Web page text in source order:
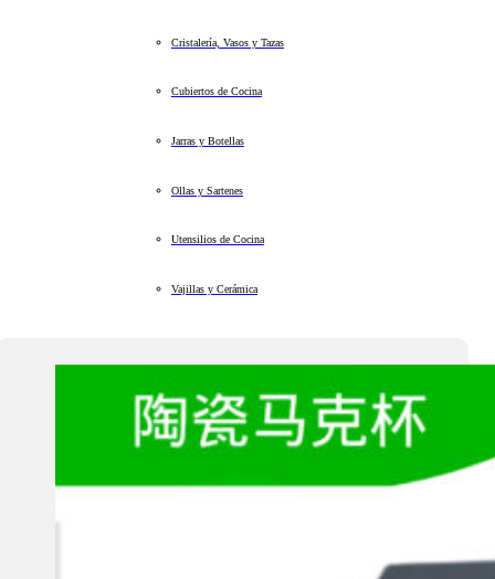
Cristalería, Vasos y Tazas
Cubiertos de Cocina
Jarras y Botellas
Ollas y Sartenes
Utensilios de Cocina
Vajillas y Cerámica